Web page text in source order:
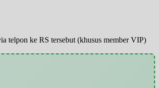
telpon ke RS tersebut (khusus member VIP)